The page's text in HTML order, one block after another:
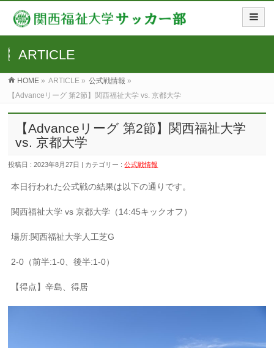
ARTICLE
HOME » ARTICLE » 公式戦情報 »
【Advanceリーグ 第2節】関西福祉大学 vs. 京都大学
【Advanceリーグ 第2節】関西福祉大学
vs. 京都大学
投稿日 : 2023年8月27日 | カテゴリー :公式戦情報
本日行われた公式戦の結果は以下の通りです。
関西福祉大学 vs 京都大学（14:45キックオフ）
場所:関西福祉大学人工芝G
2-0（前半:1-0、後半:1-0）
【得点】辛島、得居